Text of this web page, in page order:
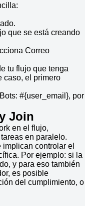
que se está creando
Correo
tu flujo que tenga
caso, el primero
#{user_email}, por
Join
en el flujo,
en paralelo.
controlar el
Por ejemplo: si la
y para eso también
es posible
del cumplimiento, o